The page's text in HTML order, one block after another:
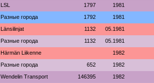
LSL 1797 1981
Разные города 1792 1981
Länsilinjat 1132 05.1981
Разные города 1132 05.1981
Härmän Liikenne 1982
Разные города 652 1982
Wendelin Transport 146395 1982